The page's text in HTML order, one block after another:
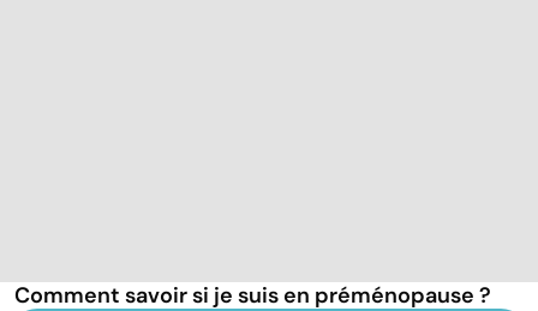
Comment savoir si je suis en préménopause ?